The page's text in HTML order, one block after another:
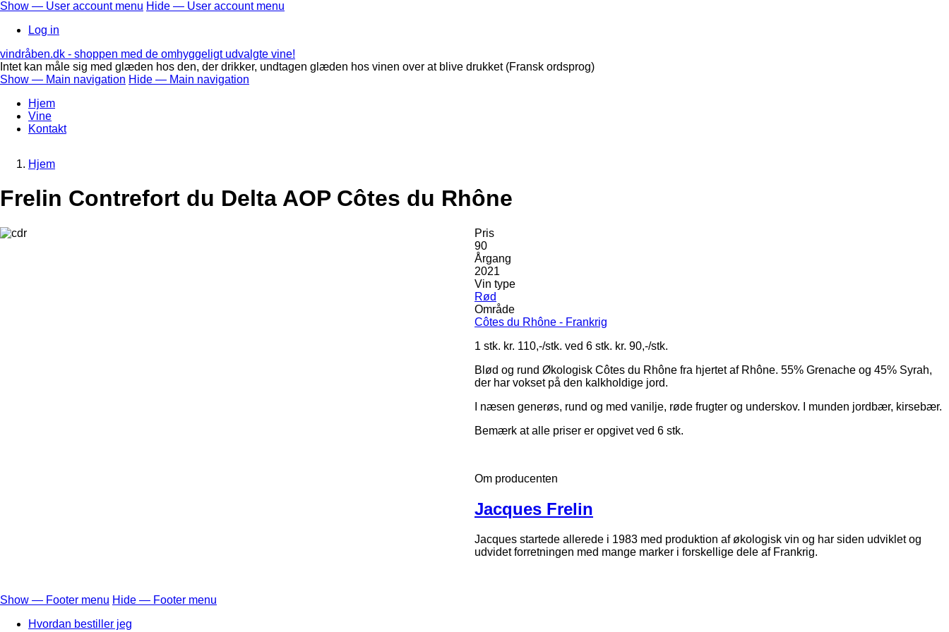
Skip
main
User
account
menu
Show — User account menu Hide — User account menu
Log in
vindråben.dk - shoppen med de omhyggeligt udvalgte vine!
Intet kan måle sig med glæden hos den, der drikker, undtagen glæden hos vinen over at blive drukket (Fransk ordsprog)
Main
navigation
Show — Main navigation Hide — Main navigation
Hjem
Vine
Kontakt
Hjem
Frelin Contrefort du Delta AOP Côtes du Rhône
Pris
90
Årgang
2021
Vin type
Rød
Område
Côtes du Rhône - Frankrig
1 stk. kr. 110,-/stk. ved 6 stk. kr. 90,-/stk.
Blød og rund Økologisk Côtes du Rhône fra hjertet af Rhône. 55% Grenache og 45% Syrah,
der har vokset på den kalkholdige jord.
I næsen generøs, rund og med vanilje, røde frugter og underskov. I munden jordbær, kirsebær.
Bemærk at alle priser er opgivet ved 6 stk.
Om producenten
Jacques Frelin
Jacques startede allerede i 1983 med produktion af økologisk vin og har siden udviklet og
udvidet forretningen med mange marker i forskellige dele af Frankrig.
Footer
Show — Footer menu Hide — Footer menu
Hvordan bestiller jeg